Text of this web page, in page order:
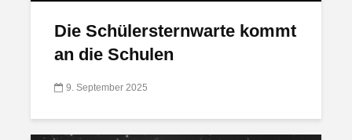
Die Schülersternwarte kommt
an die Schulen
9. September 2025